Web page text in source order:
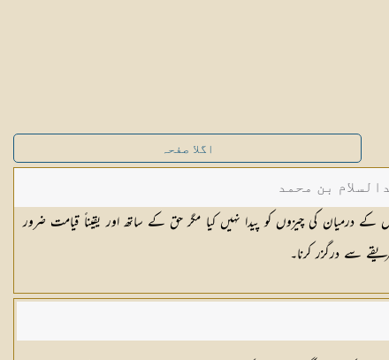
اگلا صفحہ
بن محمد
درمیان کی چیزوں کو پیدا نہیں کیا مگر حق کے ساتھ اور یقیناً قیامت ضرور
سے درگزر کرنا۔